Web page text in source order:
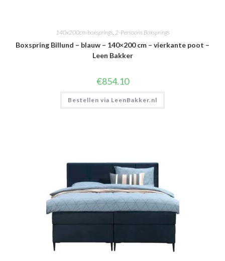
140x200cm boxsprings 2-Persoons Boxsprings
Boxspring Billund – blauw – 140×200 cm – vierkante poot –
Leen Bakker
€854.10
Bestellen via LeenBakker.nl